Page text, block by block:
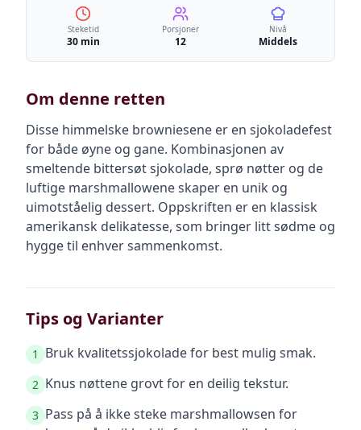
Steketid
30 min
Porsjoner
12
Nivå
Middels
Om denne retten
Disse himmelske browniesene er en sjokoladefest
for både øyne og gane. Kombinasjonen av
smeltende bittersøt sjokolade, sprø nøtter og de
luftige marshmallowene skaper en unik og
uimotståelig dessert. Oppskriften er en klassisk
amerikansk delikatesse, som bringer litt sødme og
hygge til enhver sammenkomst.
Tips og Varianter
1 Bruk kvalitetssjokolade for best mulig smak.
2 Knus nøttene grovt for en deilig tekstur.
3 Pass på å ikke steke marshmallowsen for